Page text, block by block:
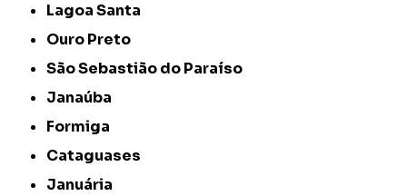
Lagoa Santa
Ouro Preto
São Sebastião do Paraíso
Janaúba
Formiga
Cataguases
Januária